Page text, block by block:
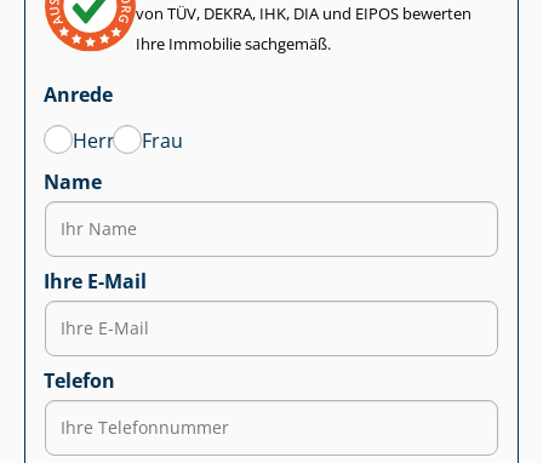
von TÜV, DEKRA, IHK, DIA und EIPOS bewerten
Ihre Immobilie sachgemäß.
Anrede
Herr
Frau
Name
Ihre E-Mail
Telefon